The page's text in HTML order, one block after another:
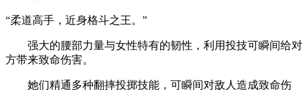
“柔道高手，近身格斗之王。”
强大的腰部力量与女性特有的韧性，利用投技可瞬间给对
方带来致命伤害。
她们精通多种翻摔投掷技能，可瞬间对敌人造成致命伤